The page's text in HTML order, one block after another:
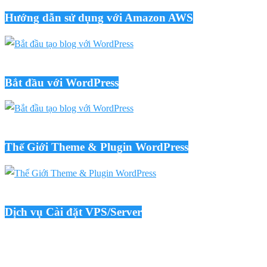
Hướng dẫn sử dụng với Amazon AWS
Bắt đầu với WordPress
Thế Giới Theme & Plugin WordPress
Dịch vụ Cài đặt VPS/Server